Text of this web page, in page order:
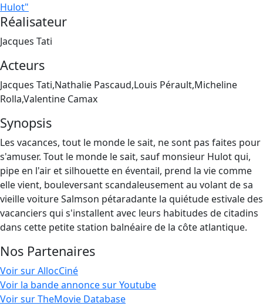
Hulot"
Réalisateur
Jacques Tati
Acteurs
Jacques Tati,Nathalie Pascaud,Louis Pérault,Micheline
Rolla,Valentine Camax
Synopsis
Les vacances, tout le monde le sait, ne sont pas faites pour
s'amuser. Tout le monde le sait, sauf monsieur Hulot qui,
pipe en l'air et silhouette en éventail, prend la vie comme
elle vient, bouleversant scandaleusement au volant de sa
vieille voiture Salmson pétaradante la quiétude estivale des
vacanciers qui s'installent avec leurs habitudes de citadins
dans cette petite station balnéaire de la côte atlantique.
Nos Partenaires
Voir sur AllocCiné
Voir la bande annonce sur Youtube
Voir sur TheMovie Database